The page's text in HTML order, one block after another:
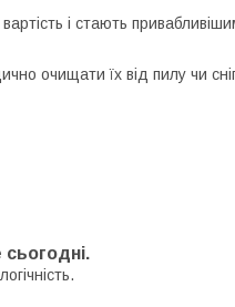
і стають
очищати їх від пилу чи